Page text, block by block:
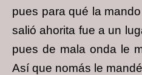
pues para qué la
salió ahorita fue a un
pues de mala onda le
Así que nomás le